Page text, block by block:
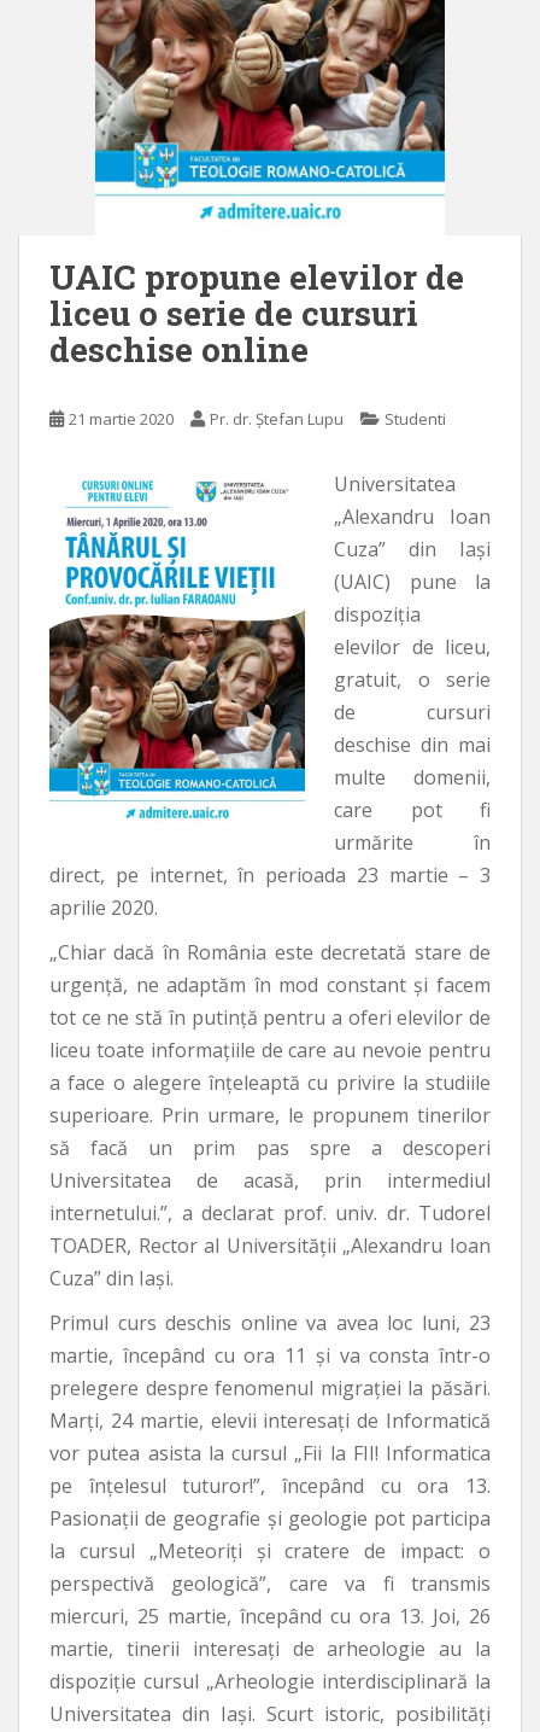
UAIC propune elevilor de
liceu o serie de cursuri
deschise online
21 martie 2020 Pr. dr. Ștefan Lupu Studenti
Universitatea
„Alexandru Ioan
Cuza” din Iași
(UAIC) pune la
dispoziția
elevilor de liceu,
gratuit, o serie
de cursuri
deschise din mai
multe domenii,
care pot fi
urmărite în
direct, pe internet, în perioada 23 martie – 3
aprilie 2020.
„Chiar dacă în România este decretată stare de
urgență, ne adaptăm în mod constant și facem
tot ce ne stă în putință pentru a oferi elevilor de
liceu toate informațiile de care au nevoie pentru
a face o alegere înțeleaptă cu privire la studiile
superioare. Prin urmare, le propunem tinerilor
să facă un prim pas spre a descoperi
Universitatea de acasă, prin intermediul
internetului.”, a declarat prof. univ. dr. Tudorel
TOADER, Rector al Universității „Alexandru Ioan
Cuza” din Iași.
Primul curs deschis online va avea loc luni, 23
martie, începând cu ora 11 și va consta într-o
prelegere despre fenomenul migrației la păsări.
Marți, 24 martie, elevii interesați de Informatică
vor putea asista la cursul „Fii la FII! Informatica
pe înțelesul tuturor!”, începând cu ora 13.
Pasionații de geografie și geologie pot participa
la cursul „Meteoriți și cratere de impact: o
perspectivă geologică”, care va fi transmis
miercuri, 25 martie, începând cu ora 13. Joi, 26
martie, tinerii interesați de arheologie au la
dispoziție cursul „Arheologie interdisciplinară la
Universitatea din Iași. Scurt istoric, posibilități